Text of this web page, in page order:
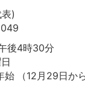
)
後4時30分
始
（12月29日か